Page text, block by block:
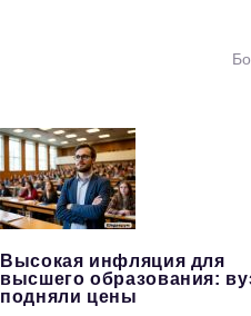
Высокая инфляция для
высшего образования:
подняли цены